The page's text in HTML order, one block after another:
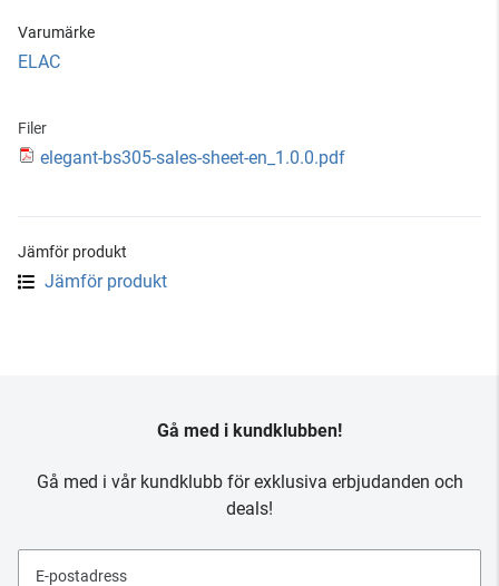
Varumärke
ELAC
Filer
elegant-bs305-sales-sheet-en_1.0.0.pdf
Jämför produkt
Jämför produkt
Gå med i kundklubben!
Gå med i vår kundklubb för exklusiva erbjudanden och
deals!
E-postadress